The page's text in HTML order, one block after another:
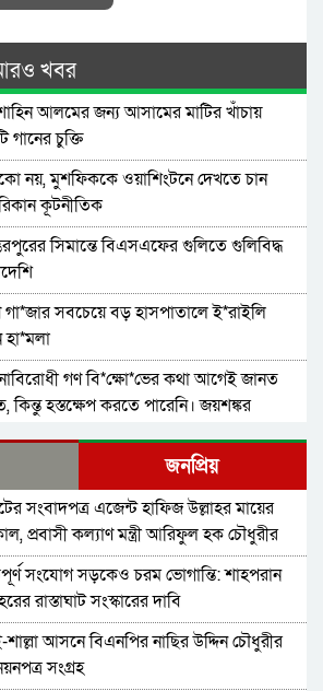
খবর
আলমের জন্য আসামের মাটির খাঁচায়
গানের চুক্তি
নয়, মুশফিককে ওয়াশিংটনে দেখতে চান
কূটনীতিক
সিমান্তে বিএসএফের গুলিতে গুলিবিদ্ধ
গা*জার সবচেয়ে বড় হাসপাতালে ই*রাইলি
হা*মলা
গণ বি*ক্ষো*ভের কথা আগেই জানত
কিন্তু হস্তক্ষেপ করতে পারেনি। জয়শঙ্কর
ইসরাইলি বর্বরতায় ক্ষুব্ধ জাতিসংঘ মহাসচিব
সংস্কারের ভিত্তি অন্তর্বর্তী সরকারের সময়েই
নাহিদ
উপদেষ্টার সঙ্গে বৈঠক জাতিসংঘ মহাসচিবের
ট্রেনে জি ম্মি দেড় শতাধিক যাত্রী উ*দ্ধার,
বাহিনীর অ ভি যা নে নি*হত ২৭ স*ন্ত্রা*সী নি*হ
জনপ্রিয়
সংবাদপত্র এজেন্ট হাফিজ উল্লাহর মায়ের
প্রবাসী কল্যাণ মন্ত্রী আরিফুল হক চৌধুরীর
সংযোগ সড়কেও চরম ভোগান্তি: শাহপরান
রাস্তাঘাট সংস্কারের দাবি
শাল্লা আসনে বিএনপির নাছির উদ্দিন চৌধুরীর
সংগ্রহ